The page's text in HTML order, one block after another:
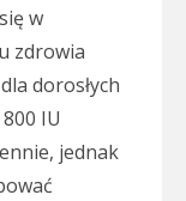
w
zdrowia
dorosłych
IU
jednak